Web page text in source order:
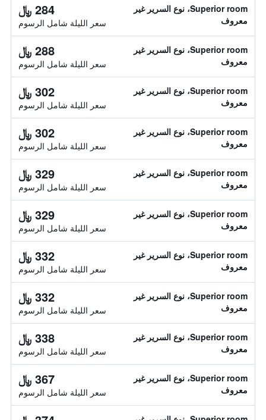
Superior room، نوع السرير غير
معروف
284 ﷼
سعر الليلة شامل الرسوم
Superior room، نوع السرير غير
معروف
288 ﷼
سعر الليلة شامل الرسوم
Superior room، نوع السرير غير
معروف
302 ﷼
سعر الليلة شامل الرسوم
Superior room، نوع السرير غير
معروف
302 ﷼
سعر الليلة شامل الرسوم
Superior room، نوع السرير غير
معروف
329 ﷼
سعر الليلة شامل الرسوم
Superior room، نوع السرير غير
معروف
329 ﷼
سعر الليلة شامل الرسوم
Superior room، نوع السرير غير
معروف
332 ﷼
سعر الليلة شامل الرسوم
Superior room، نوع السرير غير
معروف
332 ﷼
سعر الليلة شامل الرسوم
Superior room، نوع السرير غير
معروف
338 ﷼
سعر الليلة شامل الرسوم
Superior room، نوع السرير غير
معروف
367 ﷼
سعر الليلة شامل الرسوم